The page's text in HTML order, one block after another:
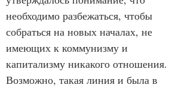
необходимо разбежаться, чтобы
собраться на новых началах, не
имеющих к коммунизму и
капитализму никакого отношения.
Возможно, такая линия и была в